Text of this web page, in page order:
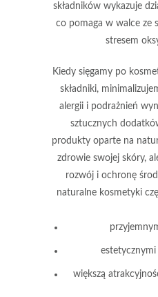
składników wykazuje
co pomaga w walce ze
stresem
Kiedy sięgamy po
składniki,
alergii i podrażnień
sztucznych
produkty oparte na
zdrowie swojej skóry,
rozwój i ochronę
naturalne kosmetyki
większą